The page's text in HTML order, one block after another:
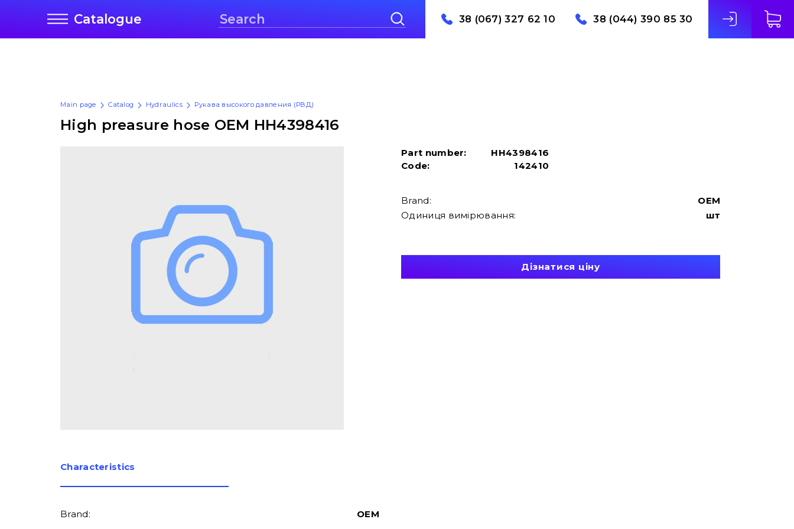
Catalogue 38 (067) 327 62 10 38 (044) 390 85 30
Main page Catalog Hydraulics Рукава высокого давления (РВД)
High preasure hose OEM HH4398416
Part number:
HH4398416
Code:
142410
Brand:
OEM
Одиниця вимірювання:
шт
Дізнатися ціну
Сharacteristics
Brand: OEM